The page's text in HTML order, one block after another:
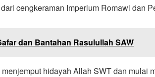
cengkeraman Imperium Romawi dan
dan Bantahan Rasulullah SAW
hidayah Allah SWT dan